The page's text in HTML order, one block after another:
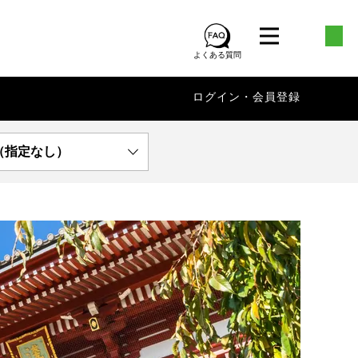
よくある質問
ログイン・会員登録
定なし）